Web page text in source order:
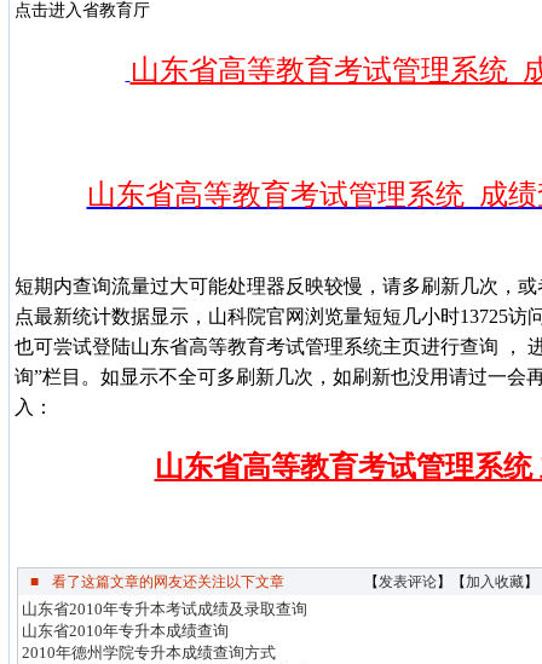
点击进入省教育厅
山东省高等教育考试管理系统
山东省高等教育考试管理系统 成
短期内查询流量过大可能处理器反映较慢， 请多刷新几次，或
点最新统计数据显示，山科院官网浏览量短短几小时13725访
也可尝试登陆山东省高等教育考试管理系统主页进行查询 ，
询”栏目。如显示不全可多刷新几次，如刷新也没用请过一会
入：
山东省高等教育考试管理系统
■ 看了这篇文章的网友还关注以下文章 【发表评论】【加入收藏
山东省2010年专升本考试成绩及录取查询
山东省2010年专升本成绩查询
2010年德州学院专升本成绩查询方式